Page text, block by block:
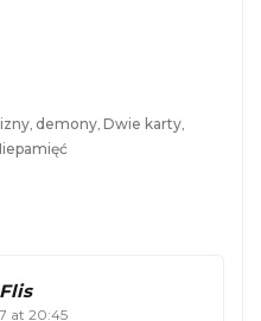
, demony, Dwie karty,
at 20:45